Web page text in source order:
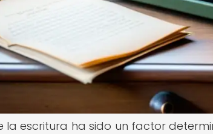
la escritura ha sido un factor